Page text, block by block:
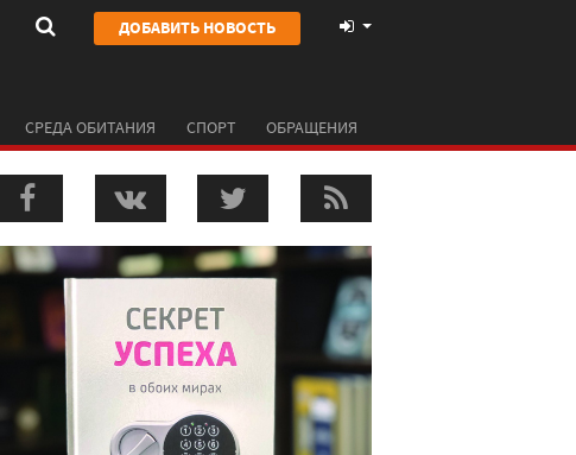
ДОБАВИТЬ НОВОСТЬ
СРЕДА ОБИТАНИЯ СПОРТ ОБРАЩЕНИЯ